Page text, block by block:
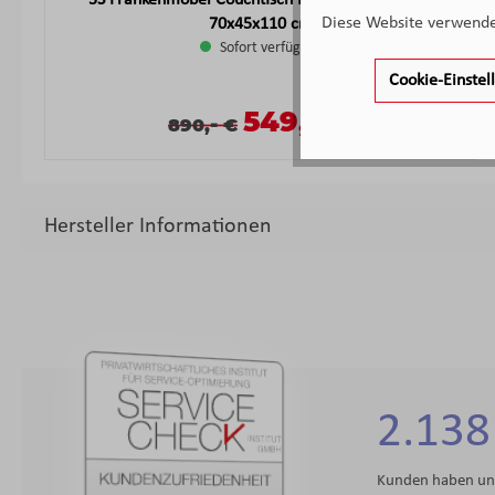
70x45x110 cm
Sofort verfügbar
Verkaufspreis:
Regulärer Preis:
890,-€ Verkaufspreis:
549,
Hersteller Informationen
2.138
Kunden haben
Diese Website
Cookie-